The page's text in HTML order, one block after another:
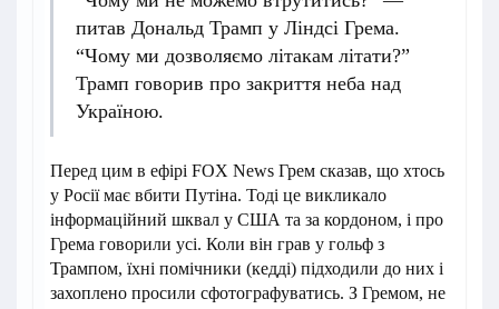
питав Дональд Трамп у Ліндсі Грема.
“Чому ми дозволяємо літакам літати?”
Трамп говорив про закриття неба над
Україною.
Перед цим в ефірі FOX News Грем сказав, що хтось
у Росії має вбити Путіна. Тоді це викликало
інформаційний шквал у США та за кордоном, і про
Грема говорили усі. Коли він грав у гольф з
Трампом, їхні помічники (кедді) підходили до них і
захоплено просили сфотографуватись. З Гремом, не